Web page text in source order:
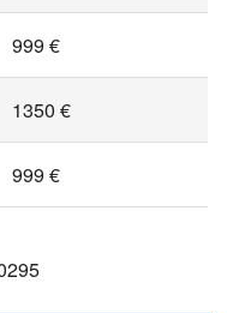
999 €
1350 €
999 €